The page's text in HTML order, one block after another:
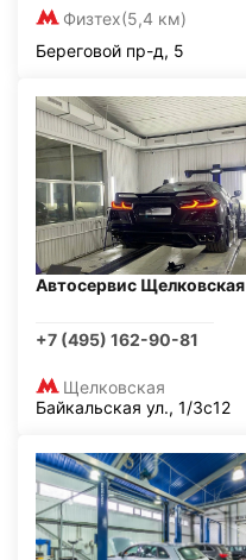
Физтех(5,4 км)
Береговой пр-д, 5
Автосервис Щелковская
+7 (495) 162-90-81
Щелковская
Байкальская ул., 1/3с12